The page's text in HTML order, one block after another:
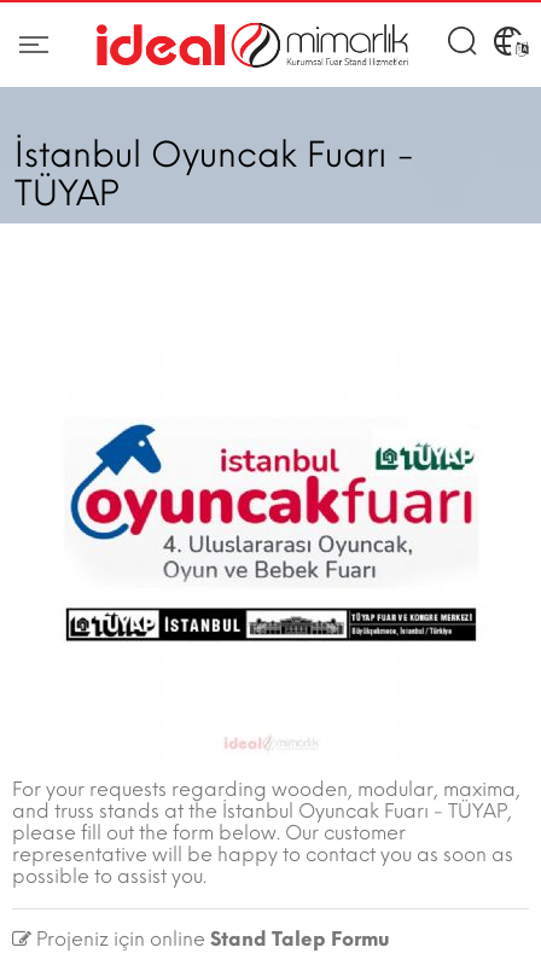
İstanbul Oyuncak Fuarı -
TÜYAP
For your requests regarding wooden, modular, maxima,
and truss stands at the İstanbul Oyuncak Fuarı - TÜYAP,
please fill out the form below. Our customer
representative will be happy to contact you as soon as
possible to assist you.
Projeniz için online Stand Talep Formu